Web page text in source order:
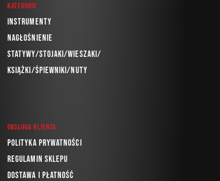
Kategorie
Instrumenty
Nagłośnienie
Statywy/Stojaki/Wieszaki/
Książki/Śpiewniki/Nuty
Obsługa klienta
Polityka prywatności
Regulamin sklepu
Dostawa i płatność